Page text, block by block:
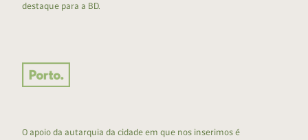
destaque para a BD.
O apoio da autarquia da cidade em que nos inserimos é